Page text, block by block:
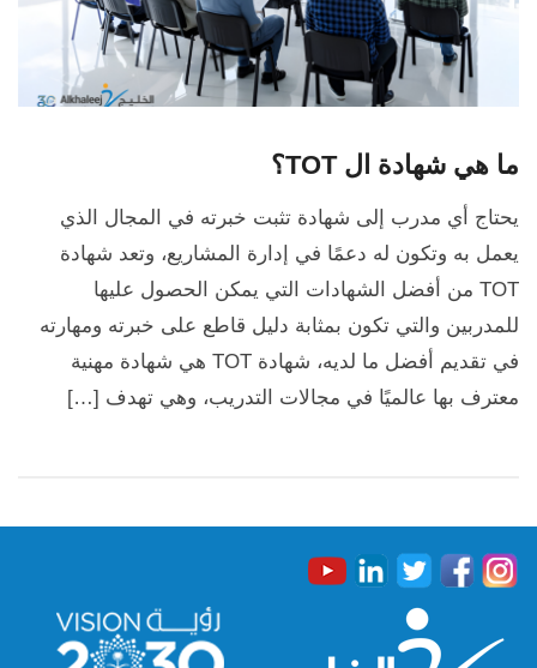
ما هي شهادة ال TOT؟
يحتاج أي مدرب إلى شهادة تثبت خبرته في المجال الذي
يعمل به وتكون له دعمًا في إدارة المشاريع، وتعد شهادة
TOT من أفضل الشهادات التي يمكن الحصول عليها
للمدربين والتي تكون بمثابة دليل قاطع على خبرته ومهارته
في تقديم أفضل ما لديه، شهادة TOT هي شهادة مهنية
معترف بها عالميًا في مجالات التدريب، وهي تهدف […]